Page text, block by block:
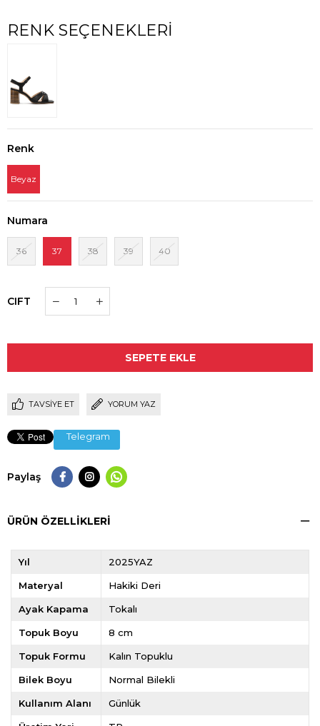
RENK SEÇENEKLERI
Renk
Beyaz
Numara
36 37 38 39 40
CIFT
TAVSIYE ET YORUM YAZ
Telegram
Paylaş
ÜRÜN ÖZELLIKLERI
Yıl 2025YAZ
Materyal Hakiki Deri
Ayak Kapama Tokalı
Topuk Boyu 8 cm
Topuk Formu Kalın Topuklu
Bilek Boyu Normal Bilekli
Kullanım Alanı Günlük